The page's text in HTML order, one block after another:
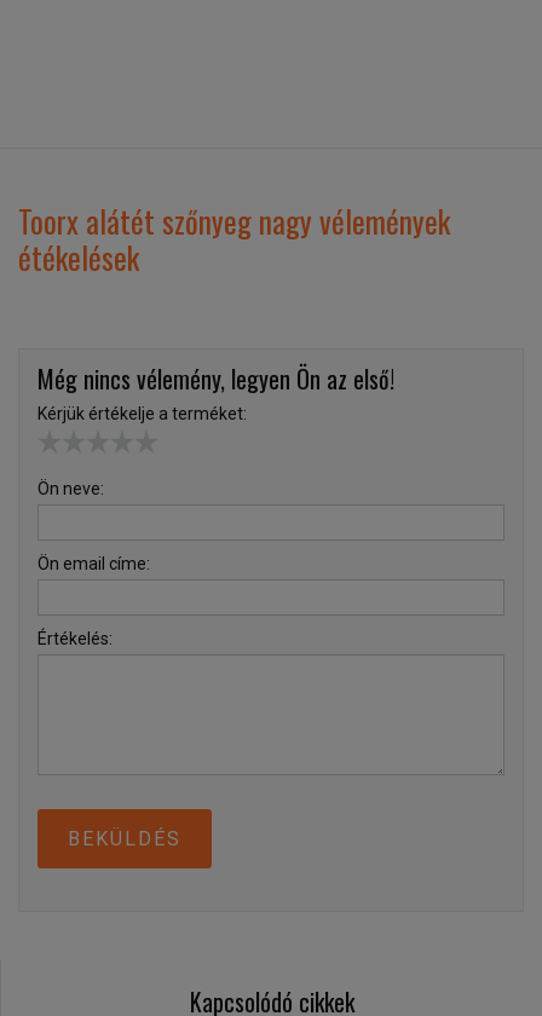
Toorx alátét szőnyeg nagy vélemények
étékelések
Még nincs vélemény, legyen Ön az első!
Kérjük értékelje a terméket:
Ön neve:
Ön email címe:
Értékelés:
BEKÜLDÉS
Kapcsolódó cikkek